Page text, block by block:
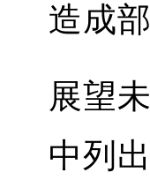
造成
展望
中列